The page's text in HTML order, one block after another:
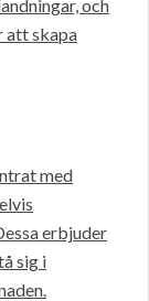
och
att skapa
med
erbjuder
sig i